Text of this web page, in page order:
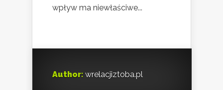
wpływ ma niewłaściwe...
Author: wrelacjiztoba.pl